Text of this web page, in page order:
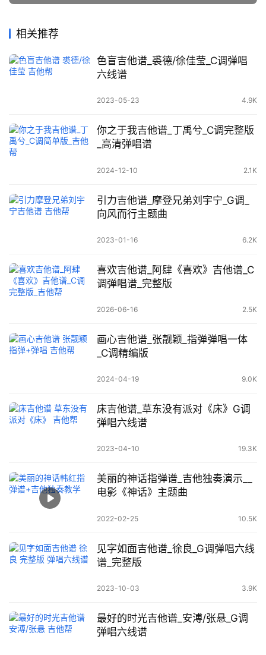
相关推荐
色盲吉他谱_裘德/徐佳莹_C调弹唱
六线谱
2023-05-23 4.9K
你之于我吉他谱_丁禹兮_C调完整版
_高清弹唱谱
2024-12-10 2.1K
引力吉他谱_摩登兄弟刘宇宁_G调_
向风而行主题曲
2023-01-16 6.2K
喜欢吉他谱_阿肆《喜欢》吉他谱_C
调弹唱谱_完整版
2026-06-16 2.5K
画心吉他谱_张靓颖_指弹弹唱一体
_C调精编版
2024-04-19 9.0K
床吉他谱_草东没有派对《床》G调
弹唱六线谱
2023-04-10 19.3K
美丽的神话指弹谱_吉他独奏演示__
电影《神话》主题曲
2022-02-25 10.5K
见字如面吉他谱_徐良_G调弹唱六线
谱_完整版
2023-10-03 3.9K
最好的时光吉他谱_安溥/张悬_G调
弹唱六线谱